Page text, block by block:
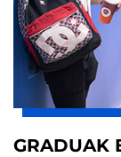
GRADUAK